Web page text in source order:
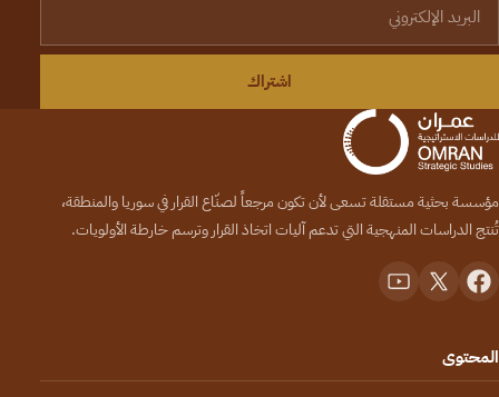
اشتراك
مؤسسة بحثية مستقلة تسعى لأن تكون مرجعاً لصنّاع القرار في سوريا والمنطقة،
تُنتج الدراسات المنهجية التي تدعم آليات اتخاذ القرار وترسم خارطة الأولويات.
المحتوى